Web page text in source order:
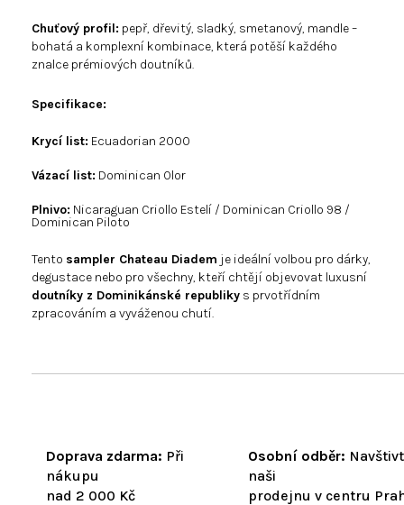
Doprava zdarma: Při
nákupu
nad 2 000 Kč
Osobní odběr:
naši
prodejnu v centru
Chuťový profil: pepř, dřevitý, sladký, smetanový, mandle –
bohatá a komplexní kombinace, která potěší každého
znalce prémiových doutníků.
Specifikace:
Krycí list: Ecuadorian 2000
Vázací list: Dominican Olor
Plnivo: Nicaraguan Criollo Estelí / Dominican Criollo 98 /
Dominican Piloto
Tento sampler Chateau Diadem je ideální volbou pro dárky,
degustace nebo pro všechny, kteří chtějí objevovat luxusní
doutníky z Dominikánské republiky s prvotřídním
zpracováním a vyváženou chutí.